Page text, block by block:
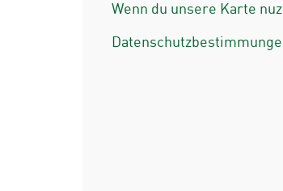
Wenn du unsere Karte